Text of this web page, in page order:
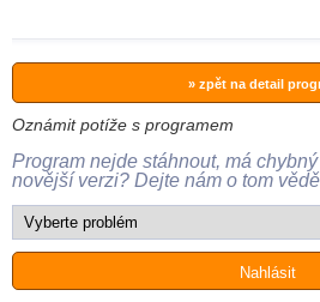
» zpět na detail
Oznámit potíže s programem
Program nejde stáhnout, má
novější verzi? Dejte nám o tom